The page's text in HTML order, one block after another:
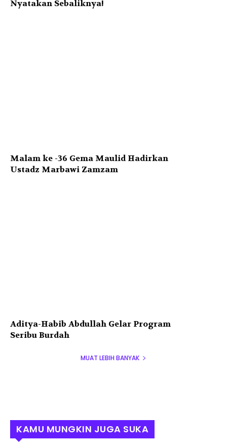
Nyatakan Sebaliknya!
Malam ke -36 Gema Maulid Hadirkan
Ustadz Marbawi Zamzam
Aditya-Habib Abdullah Gelar Program
Seribu Burdah
MUAT LEBIH BANYAK
KAMU MUNGKIN JUGA SUKA